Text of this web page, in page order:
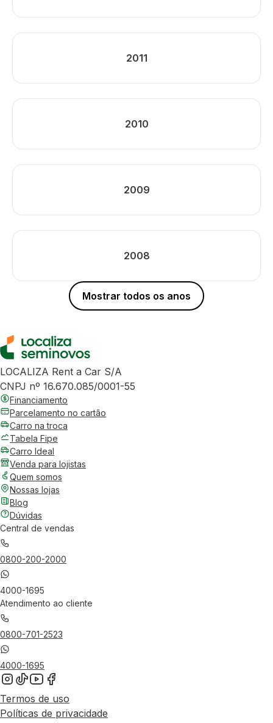
2011
2010
2009
2008
Mostrar todos os anos
LOCALIZA Rent a Car S/A
CNPJ nº 16.670.085/0001-55
Financiamento
Parcelamento no cartão
Carro na troca
Tabela Fipe
Carro Ideal
Venda para lojistas
Quem somos
Nossas lojas
Blog
Dúvidas
Central de vendas
0800-200-2000
4000-1695
Atendimento ao cliente
0800-701-2523
4000-1695
Termos de uso
Políticas de privacidade